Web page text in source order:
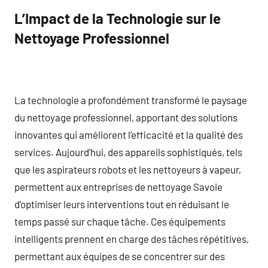
L’Impact de la Technologie sur le
Nettoyage Professionnel
La technologie a profondément transformé le paysage
du nettoyage professionnel, apportant des solutions
innovantes qui améliorent l’efficacité et la qualité des
services. Aujourd’hui, des appareils sophistiqués, tels
que les aspirateurs robots et les nettoyeurs à vapeur,
permettent aux entreprises de nettoyage Savoie
d’optimiser leurs interventions tout en réduisant le
temps passé sur chaque tâche. Ces équipements
intelligents prennent en charge des tâches répétitives,
permettant aux équipes de se concentrer sur des